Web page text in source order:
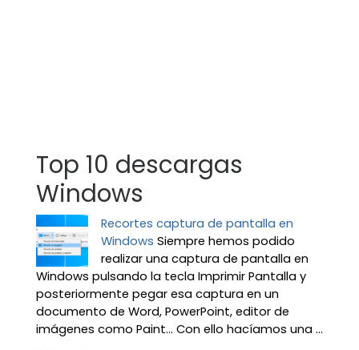
Top 10 descargas
Windows
Recortes captura de pantalla en
Windows Siempre hemos podido
realizar una captura de pantalla en
Windows pulsando la tecla Imprimir Pantalla y
posteriormente pegar esa captura en un
documento de Word, PowerPoint, editor de
imágenes como Paint… Con ello hacíamos una ...